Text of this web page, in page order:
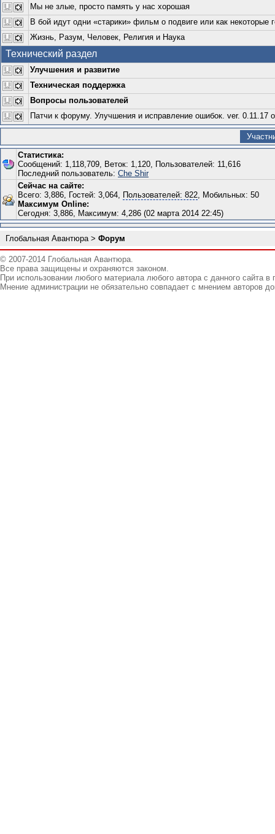
Мы не злые, просто память у нас хорошая
В бой идут одни «старики» фильм о подвиге или как некоторые
Жизнь, Разум, Человек, Религия и Наука
Технический раздел
Улучшения и развитие
Техническая поддержка
Вопросы пользователей
Патчи к форуму. Улучшения и исправление ошибок. ver. 0.11.17
Статистика:
Сообщений: 1,118,709, Веток: 1,120, Пользователей: 11,616
Последний пользователь: Che Shir
Сейчас на сайте:
Всего: 3,886, Гостей: 3,064, Пользователей: 822, Мобильных: 50
Максимум Online:
Сегодня: 3,886, Максимум: 4,286 (02 марта 2014 22:45)
Глобальная Авантюра> Форум
© 2007-2014 Глобальная Авантюра.
Все права защищены и охраняются законом.
При использовании любого материала любого автора с данного сайта
Мнение администрации не обязательно совпадает с мнением авторов